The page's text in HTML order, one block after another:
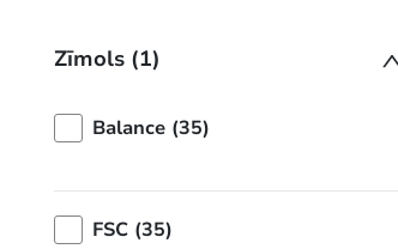
Zīmols (1)
Balance (35)
FSC (35)